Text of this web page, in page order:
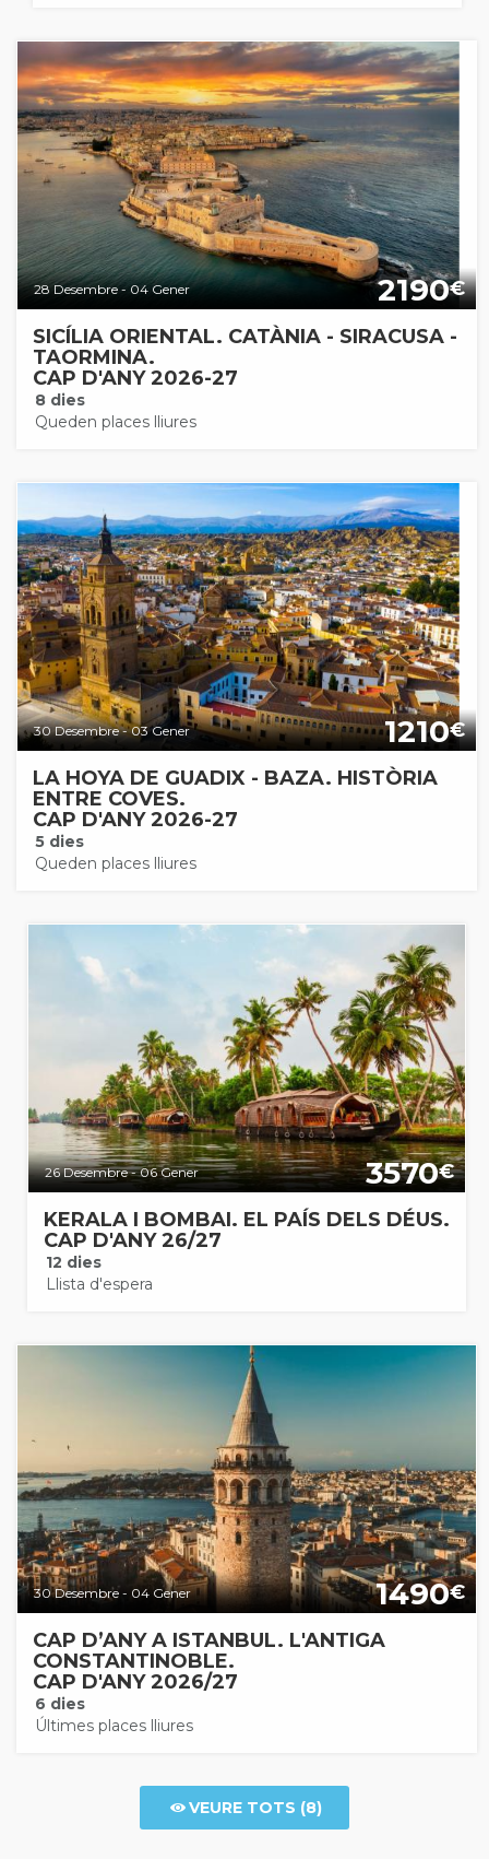
28 Desembre - 04 Gener 2190€
SICÍLIA ORIENTAL. CATÀNIA - SIRACUSA -
TAORMINA.
CAP D'ANY 2026-27
8 dies
Queden places lliures
30 Desembre - 03 Gener 1210€
LA HOYA DE GUADIX - BAZA. HISTÒRIA
ENTRE COVES.
CAP D'ANY 2026-27
5 dies
Queden places lliures
26 Desembre - 06 Gener 3570€
KERALA I BOMBAI. EL PAÍS DELS DÉUS.
CAP D'ANY 26/27
12 dies
Llista d'espera
30 Desembre - 04 Gener 1490€
CAP D’ANY A ISTANBUL. L'ANTIGA
CONSTANTINOBLE.
CAP D'ANY 2026/27
6 dies
Últimes places lliures
VEURE TOTS (8)